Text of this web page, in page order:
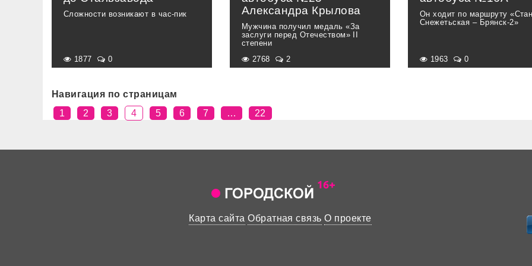
Сложности возникают в час-пик
1877 0
Александра Крылова
Мужчина получил медаль «За
заслуги перед Отечеством» II
степени
2768
2
Он ходит по маршруту
Снежетьская – Брянск-2»
1963 0
Навигация по страницам
1
2 3 4 5 6 7 … 22
Карта сайта Обратная связь О проекте